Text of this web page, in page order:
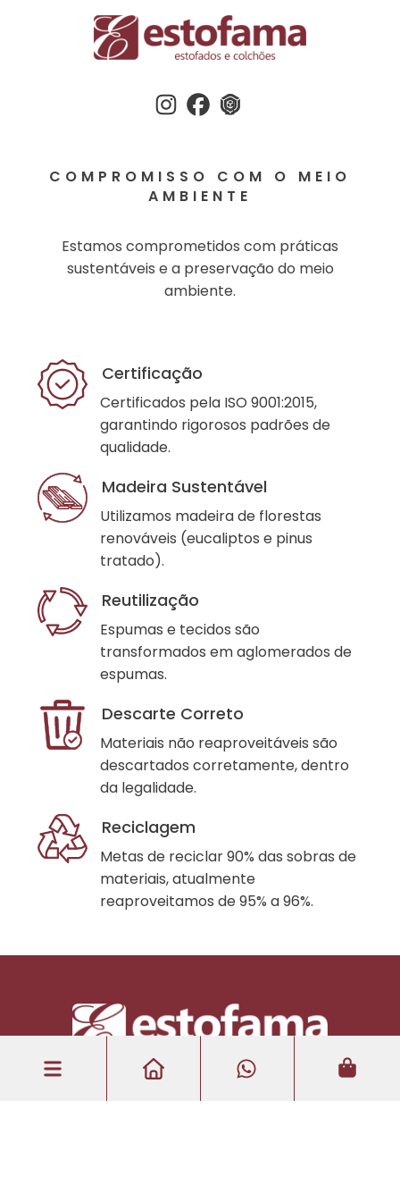
COMPROMISSO COM O MEIO
AMBIENTE
Estamos comprometidos com práticas
sustentáveis e a preservação do meio
ambiente.
Certificação
Certificados pela ISO 9001:2015,
garantindo rigorosos padrões de
qualidade.
Madeira Sustentável
Utilizamos madeira de florestas
renováveis (eucaliptos e pinus
tratado).
Reutilização
Espumas e tecidos são
transformados em aglomerados de
espumas.
Descarte Correto
Materiais não reaproveitáveis são
descartados corretamente, dentro
da legalidade.
Reciclagem
Metas de reciclar 90% das sobras de
materiais, atualmente
reaproveitamos de 95% a 96%.